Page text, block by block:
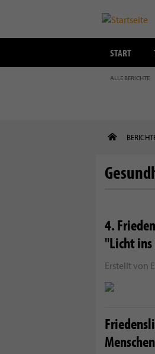
START
ALLE BERICHTE
4.
"Licht
Erstellt von